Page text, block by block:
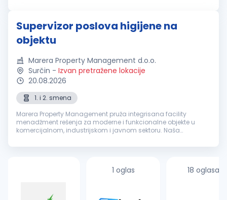
Supervizor poslova higijene na
objektu
Marera Property Management d.o.o.
Surčin - Izvan pretražene lokacije
20.08.2026
1. i 2. smena
Marera Property Management pruža integrisana facility
menadžment rešenja za moderne i funkcionalne objekte u
komercijalnom, industrijskom i javnom sektoru. Naša
tehničkog održavanja, recepcije,...
1 oglas 18 oglasa